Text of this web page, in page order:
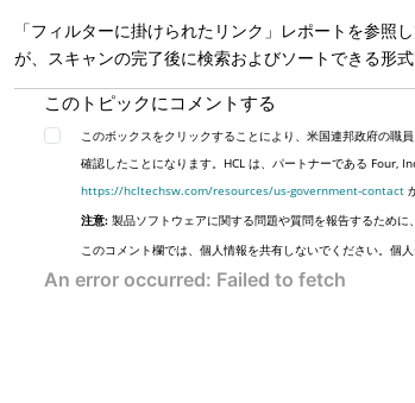
「フィルターに掛けられたリンク」レポートを参
が、スキャンの完了後に検索およびソートできる形
このトピックにコメントする
このボックスをクリックすることにより、米国連邦政府の職
確認したことになります。HCL は、パートナーである Four,
https://hcltechsw.com/resources/us-government-contact
注意: 製品ソフトウェアに関する問題や質問を報告するために
このコメント欄では、個人情報を共有しないでください。個